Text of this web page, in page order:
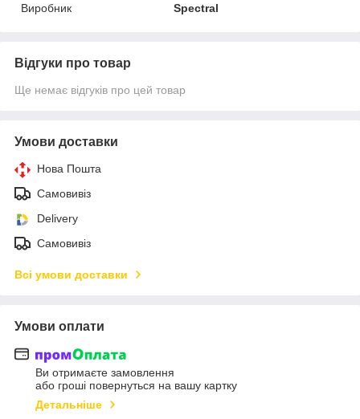
Виробник
Spectral
Відгуки про товар
Ще немає відгуків про цей товар
Умови доставки
Нова Пошта
Самовивіз
Delivery
Самовивіз
Всі умови доставки
Умови оплати
Ви отримаєте замовлення
або гроші повернуться на вашу картку
Детальніше